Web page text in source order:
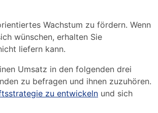
Wachstum zu fördern. Wenn
wünschen, erhalten Sie
liefern kann.
Umsatz in den folgenden drei
zu befragen und ihnen zuzuhören.
zu entwickeln und sich